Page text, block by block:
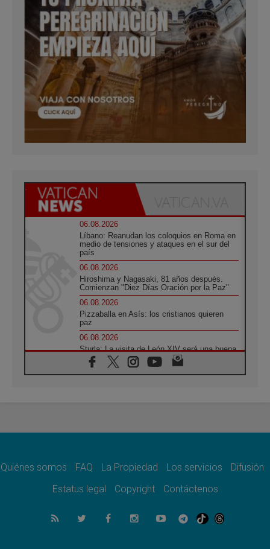
06.08.2026
Líbano: Reanudan los coloquios en Roma en
medio de tensiones y ataques en el sur del
país
06.08.2026
Hiroshima y Nagasaki, 81 años después.
Comienzan "Diez Días Oración por la Paz"
06.08.2026
Pizzaballa en Asís: los cristianos quieren
paz
06.08.2026
Sturla: La visita de León XIV será una buena
noticia para todo el Uruguay
06.08.2026
gracia reconciliación y esperanza
Cardenal Rossi: "La llegada del Papa León a
Argentina es un homenaje a Francisco"
06.08.2026
En Asís, León XIV invita a los jóvenes a
Quiénes somos FAQ La Propiedad Los servicios
Difusión
Estatus legal
Copyright Contáctenos